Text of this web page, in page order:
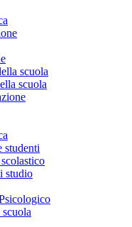
scuola
scuola
studenti
studio